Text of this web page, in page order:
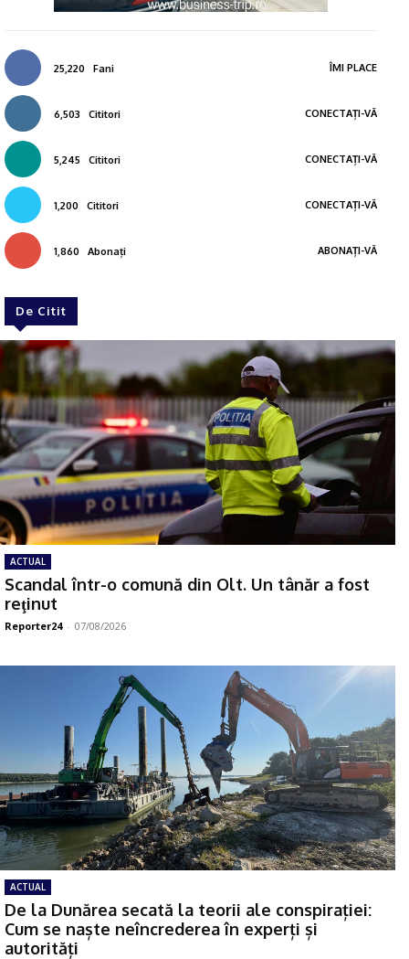
25,220 Fani ÎMI PLACE
6,503 Cititori CONECTAȚI-VĂ
5,245 Cititori CONECTAȚI-VĂ
1,200 Cititori CONECTAȚI-VĂ
1,860 Abonați ABONAȚI-VĂ
De Citit
ACTUAL
Scandal într-o comună din Olt. Un tânăr a fost
reţinut
Reporter24 - 07/08/2026
ACTUAL
De la Dunărea secată la teorii ale conspirației:
Cum se naște neîncrederea în experți și
autorități